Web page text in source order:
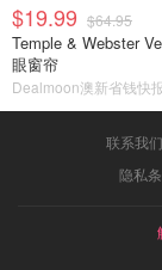
$19.99 $64.95
Temple & Webster
眼窗帘
Dealmoon澳新省钱快
联系我们
隐私